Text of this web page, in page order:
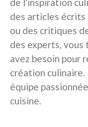
de l'inspiration
des articles écrits
ou des critiques
des experts,
avez besoin pour
création culinaire.
équipe
cuisine.